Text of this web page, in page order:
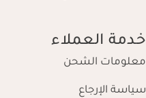
خدمة العملاء
معلومات الشحن
سياسة الإرجاع